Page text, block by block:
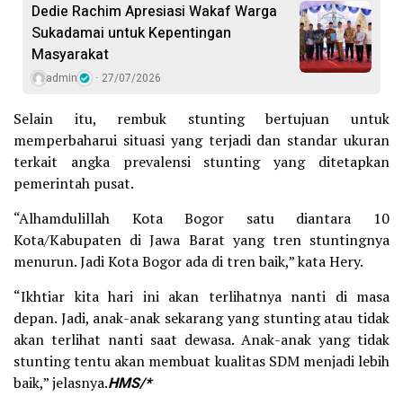
Dedie Rachim Apresiasi Wakaf Warga
Sukadamai untuk Kepentingan
Masyarakat
admin 27/07/2026
Selain itu, rembuk stunting bertujuan untuk
memperbaharui situasi yang terjadi dan standar ukuran
terkait angka prevalensi stunting yang ditetapkan
pemerintah pusat.
“Alhamdulillah Kota Bogor satu diantara 10
Kota/Kabupaten di Jawa Barat yang tren stuntingnya
menurun. Jadi Kota Bogor ada di tren baik,” kata Hery.
“Ikhtiar kita hari ini akan terlihatnya nanti di masa
depan. Jadi, anak-anak sekarang yang stunting atau tidak
akan terlihat nanti saat dewasa. Anak-anak yang tidak
stunting tentu akan membuat kualitas SDM menjadi lebih
baik,” jelasnya.HMS/*